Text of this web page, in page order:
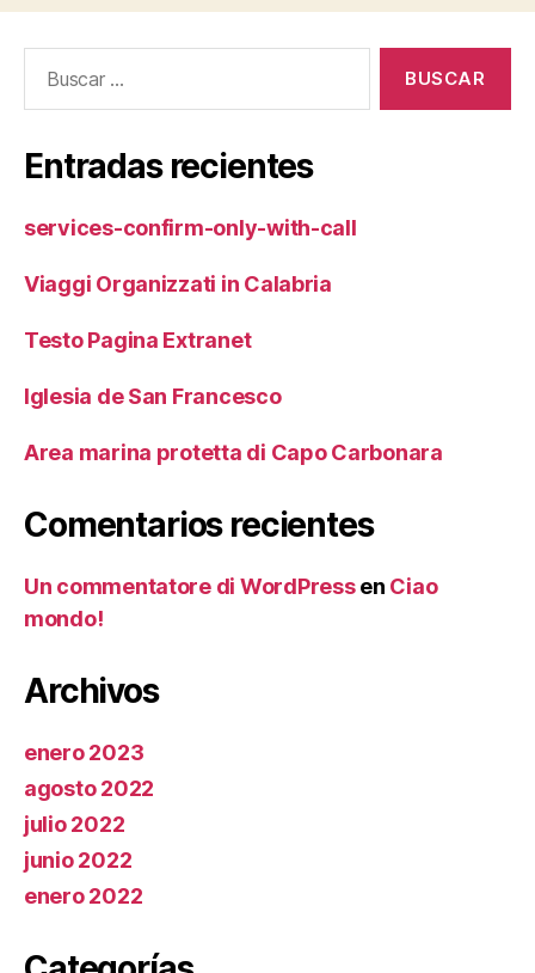
Entradas recientes
services-confirm-only-with-call
Viaggi Organizzati in Calabria
Testo Pagina Extranet
Iglesia de San Francesco
Area marina protetta di Capo Carbonara
Comentarios recientes
Un commentatore di WordPressen Ciao
mondo!
Archivos
enero 2023
agosto 2022
julio 2022
junio 2022
enero 2022